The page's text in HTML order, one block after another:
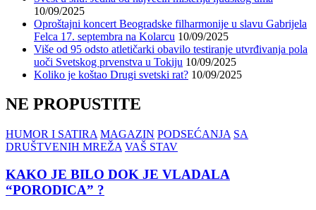
10/09/2025
Oproštajni koncert Beogradske filharmonije u slavu Gabrijela
Felca 17. septembra na Kolarcu 10/09/2025
Više od 95 odsto atletičarki obavilo testiranje utvrđivanja pola
uoči Svetskog prvenstva u Tokiju 10/09/2025
Koliko je koštao Drugi svetski rat? 10/09/2025
NE PROPUSTITE
HUMOR I SATIRA MAGAZIN PODSEĆANJA SA
DRUŠTVENIH MREŽA VAŠ STAV
KAKO JE BILO DOK JE VLADALA
“PORODICA” ?